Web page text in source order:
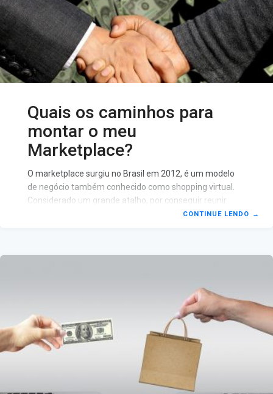
Quais os caminhos para
montar o meu
Marketplace?
O marketplace surgiu no Brasil em 2012, é um modelo
de negócio também conhecido como shopping virtual.
Considerado um grande atalho, por conseguir reunir
num só lugar, marcas e lojas, facilitando a procura pelo
Brasil e vem crescendo cada vez mais, mas não se
CONTINUE LENDO →